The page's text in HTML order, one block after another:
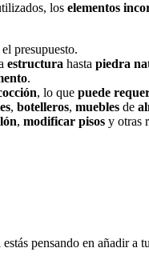
los elementos
presupuesto.
estructura hasta piedra
.
, lo que puede
, botelleros, muebles de
, modificar pisos y otras
pensando en añadir a